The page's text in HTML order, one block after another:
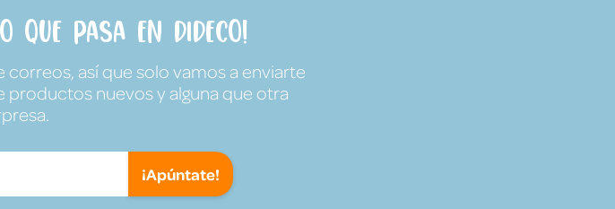
que pasa en Dideco!
así que solo vamos a enviarte
productos nuevos y alguna que otra
¡Apúntate!